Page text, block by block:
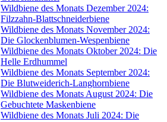
Wildbiene des Monats Dezember 2024:
Filzzahn-Blattschneiderbiene
Wildbiene des Monats November 2024:
Die Glockenblumen-Wespenbiene
Wildbiene des Monats Oktober 2024: Die
Helle Erdhummel
Wildbiene des Monats September 2024:
Die Blutweiderich-Langhornbiene
Wildbiene des Monats August 2024: Die
Gebuchtete Maskenbiene
Wildbiene des Monats Juli 2024: Die